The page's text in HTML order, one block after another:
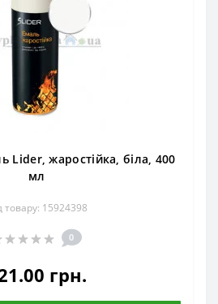
Lider, жаростійка, біла, 400
мл
товару: 15924398
0
грн.